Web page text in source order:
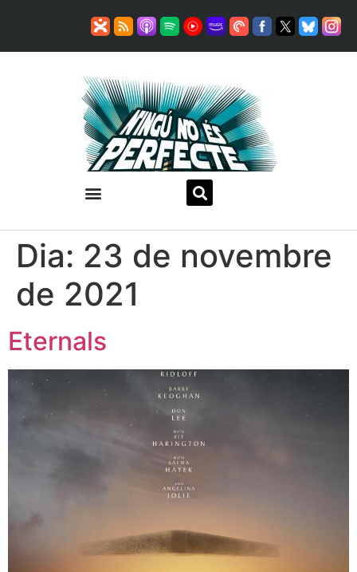
Dia: 23 de novembre
de 2021
Eternals